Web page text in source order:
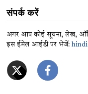
संपर्क करें
अगर आप कोई सूचना, लेख,
इस ईमेल आईडी पर भेजें: